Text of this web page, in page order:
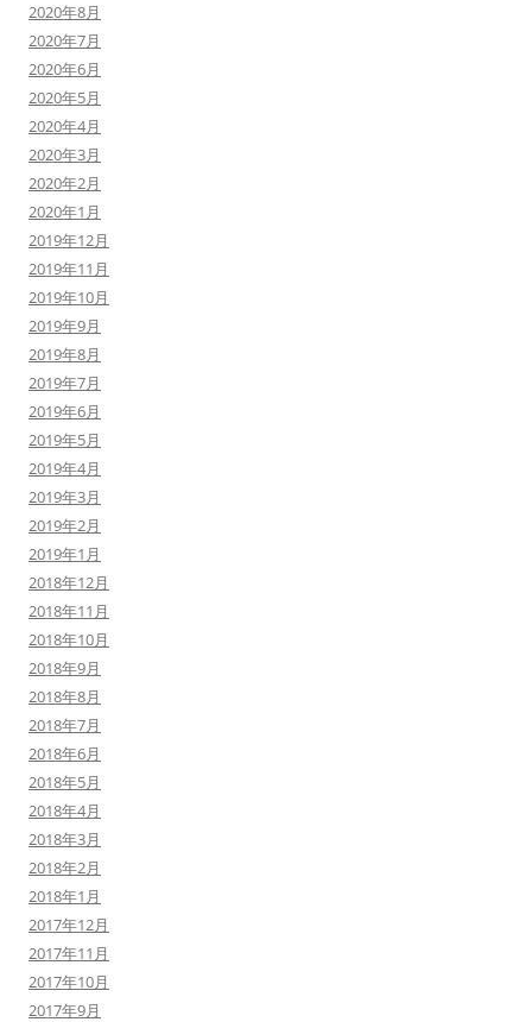
2020年8月
2020年7月
2020年6月
2020年5月
2020年4月
2020年3月
2020年2月
2020年1月
2019年12月
2019年11月
2019年10月
2019年9月
2019年8月
2019年7月
2019年6月
2019年5月
2019年4月
2019年3月
2019年2月
2019年1月
2018年12月
2018年11月
2018年10月
2018年9月
2018年8月
2018年7月
2018年6月
2018年5月
2018年4月
2018年3月
2018年2月
2018年1月
2017年12月
2017年11月
2017年10月
2017年9月